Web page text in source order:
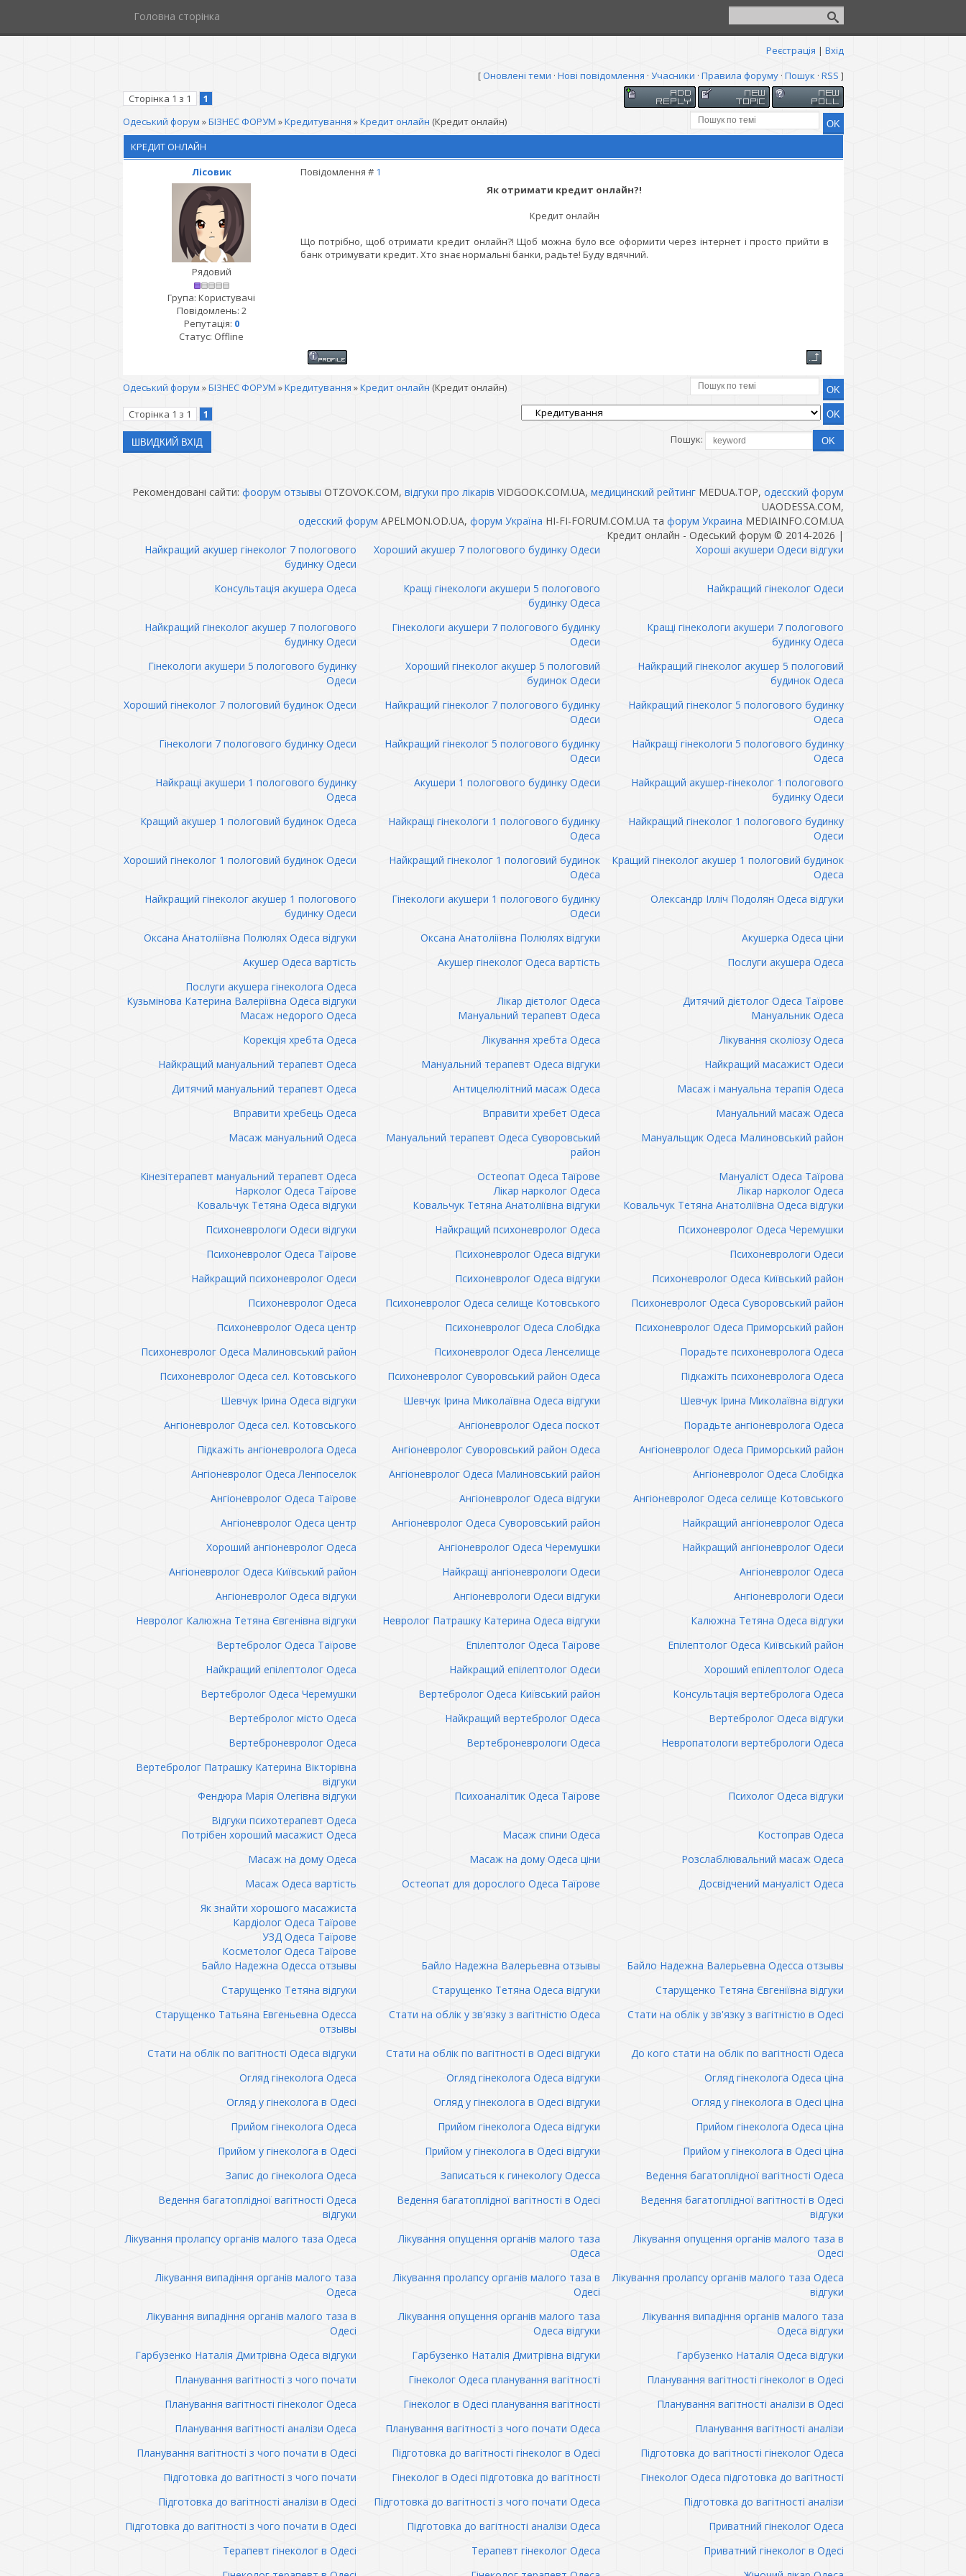
Головна сторінка
Реєстрація | Вхід
[Оновлені теми · Нові повідомлення · Учасники · Правила форуму· Пошук · RSS ]
Сторінка 1 з 1
1
Одеський форум »БІЗНЕС ФОРУМ »Кредитування »Кредит онлайн (Кредит онлайн)
КРЕДИТ ОНЛАЙН
Лісовик
Повідомлення # 1
Рядовий
Група: Користувачі
Повідомлень: 2
Репутація: 0
Статус: Offline
Як отримати кредит онлайн?!
Кредит онлайн
Що потрібно, щоб отримати кредит онлайн?! Щоб можна було все оформити через інтернет і просто прийти в
банк отримувати кредит. Хто знає нормальні банки, радьте! Буду вдячний.
Одеський форум »БІЗНЕС ФОРУМ »Кредитування »Кредит онлайн (Кредит онлайн)
Сторінка 1 з 1
1
Пошук:
Рекомендовані сайти: фоорум отзывы OTZOVOK.COM, відгуки про лікарів VIDGOOK.COM.UA, медицинский рейтингMEDUA.TOP, одесский форум
UAODESSA.COM,
одесский форум APELMON.OD.UA, форум Україна HI-FI-FORUM.COM.UA та форум Украина MEDIAINFO.COM.UA
Кредит онлайн - Одеський форум © 2014-2026 |
Найкращий акушер гінеколог 7 пологового
будинку Одеси
Хороший акушер 7 пологового будинку Одеси Хороші акушери Одеси відгуки
Консультація акушера Одеса
Кращі гінекологи акушери 5 пологового
будинку Одеса
Найкращий гінеколог Одеси
Найкращий гінеколог акушер 7 пологового
будинку Одеси
Гінекологи акушери 7 пологового будинку
Одеси
Кращі гінекологи акушери 7 пологового
будинку Одеса
Гінекологи акушери 5 пологового будинку
Одеси
Хороший гінеколог акушер 5 пологовий
будинок Одеси
Найкращий гінеколог акушер 5 пологовий
будинок Одеса
Хороший гінеколог 7 пологовий будинок Одеси
Найкращий гінеколог 7 пологового будинку
Одеси
Найкращий гінеколог 5 пологового будинку
Одеса
Гінекологи 7 пологового будинку Одеси
Найкращий гінеколог 5 пологового будинку
Одеси
Найкращі гінекологи 5 пологового будинку
Одеса
Найкращі акушери 1 пологового будинку
Одеса
Акушери 1 пологового будинку Одеси
Найкращий акушер-гінеколог 1 пологового
будинку Одеси
Кращий акушер 1 пологовий будинок Одеса
Найкращі гінекологи 1 пологового будинку
Одеса
Найкращий гінеколог 1 пологового будинку
Одеси
Хороший гінеколог 1 пологовий будинок Одеси
Найкращий гінеколог 1 пологовий будинок
Одеса
Кращий гінеколог акушер 1 пологовий будинок
Одеса
Найкращий гінеколог акушер 1 пологового
будинку Одеси
Гінекологи акушери 1 пологового будинку
Одеси
Олександр Ілліч Подолян Одеса відгуки
Оксана Анатоліївна Полюлях Одеса відгуки Оксана Анатоліївна Полюлях відгуки
Акушерка Одеса ціни
Акушер Одеса вартість
Акушер гінеколог Одеса вартість
Послуги акушера Одеса
Послуги акушера гінеколога Одеса
Кузьмінова Катерина Валеріївна Одеса відгуки
Лікар дієтолог Одеса
Дитячий дієтолог Одеса Таїрове
Масаж недорого Одеса
Мануальний терапевт Одеса
Мануальник Одеса
Корекція хребта Одеса
Лікування хребта Одеса
Лікування сколіозу Одеса
Найкращий мануальний терапевт Одеса
Мануальний терапевт Одеса відгуки
Найкращий масажист Одеси
Дитячий мануальний терапевт Одеса
Антицелюлітний масаж Одеса
Масаж і мануальна терапія Одеса
Вправити хребець Одеса
Вправити хребет Одеса
Мануальний масаж Одеса
Масаж мануальний Одеса
Мануальний терапевт Одеса Суворовський
район
Мануальщик Одеса Малиновський район
Кінезітерапевт мануальний терапевт Одеса Остеопат Одеса Таїрове
Мануаліст Одеса Таїрова
Нарколог Одеса Таїрове
Лікар нарколог Одеса
Лікар нарколог Одеса
Ковальчук Тетяна Одеса відгуки
Ковальчук Тетяна Анатоліївна відгуки
Ковальчук Тетяна Анатоліївна Одеса відгуки
Психоневрологи Одеси відгуки
Найкращий психоневролог Одеса
Психоневролог Одеса Черемушки
Психоневролог Одеса Таїрове
Психоневролог Одеса відгуки
Психоневрологи Одеси
Найкращий психоневролог Одеси
Психоневролог Одеса відгуки
Психоневролог Одеса Київський район
Психоневролог Одеса
Психоневролог Одеса селище Котовського
Психоневролог Одеса Суворовський район
Психоневролог Одеса центр
Психоневролог Одеса Слобідка
Психоневролог Одеса Приморський район
Психоневролог Одеса Малиновський район
Психоневролог Одеса Ленселище
Порадьте психоневролога Одеса
Психоневролог Одеса сел. Котовського
Психоневролог Суворовський район Одеса
Підкажіть психоневролога Одеса
Шевчук Ірина Одеса відгуки
Шевчук Ірина Миколаївна Одеса відгуки
Шевчук Ірина Миколаївна відгуки
Ангіоневролог Одеса сел. Котовського
Ангіоневролог Одеса поскот
Порадьте ангіоневролога Одеса
Підкажіть ангіоневролога Одеса
Ангіоневролог Суворовський район Одеса
Ангіоневролог Одеса Приморський район
Ангіоневролог Одеса Ленпоселок
Ангіоневролог Одеса Малиновський район
Ангіоневролог Одеса Слобідка
Ангіоневролог Одеса Таїрове
Ангіоневролог Одеса відгуки
Ангіоневролог Одеса селище Котовського
Ангіоневролог Одеса центр
Ангіоневролог Одеса Суворовський район
Найкращий ангіоневролог Одеса
Хороший ангіоневролог Одеса
Ангіоневролог Одеса Черемушки
Найкращий ангіоневролог Одеси
Ангіоневролог Одеса Київський район
Найкращі ангіоневрологи Одеси
Ангіоневролог Одеса
Ангіоневролог Одеса відгуки
Ангіоневрологи Одеси відгуки
Ангіоневрологи Одеси
Невролог Калюжна Тетяна Євгенівна відгуки
Невролог Патрашку Катерина Одеса відгуки
Калюжна Тетяна Одеса відгуки
Вертебролог Одеса Таїрове
Епілептолог Одеса Таїрове
Епілептолог Одеса Київський район
Найкращий епілептолог Одеса
Найкращий епілептолог Одеси
Хороший епілептолог Одеса
Вертебролог Одеса Черемушки
Вертебролог Одеса Київський район
Консультація вертебролога Одеса
Вертебролог місто Одеса
Найкращий вертебролог Одеса
Вертебролог Одеса відгуки
Вертеброневролог Одеса
Вертеброневрологи Одеса
Невропатологи вертебрологи Одеса
Вертебролог Патрашку Катерина Вікторівна
відгуки
Фендюра Марія Олегівна відгуки
Психоаналітик Одеса Таїрове
Психолог Одеса відгуки
Відгуки психотерапевт Одеса
Потрібен хороший масажист Одеса
Масаж спини Одеса
Костоправ Одеса
Масаж на дому Одеса
Масаж на дому Одеса ціни
Розслаблювальний масаж Одеса
Масаж Одеса вартість
Остеопат для дорослого Одеса Таїрове
Досвідчений мануаліст Одеса
Як знайти хорошого масажиста
Кардіолог Одеса Таїрове
УЗД Одеса Таїрове
Косметолог Одеса Таїрове
Байло Надежна Одесса отзывы
Байло Надежна Валерьевна отзывы
Байло Надежна Валерьевна Одесса отзывы
Старущенко Тетяна відгуки
Старущенко Тетяна Одеса відгуки
Старущенко Тетяна Євгеніївна відгуки
Старущенко Татьяна Евгеньевна Одесса
отзывы
Стати на облік у зв'язку з вагітністю Одеса Стати на облік у зв'язку з вагітністю в Одесі
Стати на облік по вагітності Одеса відгуки Стати на облік по вагітності в Одесі відгуки
До кого стати на облік по вагітності Одеса
Огляд гінеколога Одеса
Огляд гінеколога Одеса відгуки
Огляд гінеколога Одеса ціна
Огляд у гінеколога в Одесі
Огляд у гінеколога в Одесі відгуки
Огляд у гінеколога в Одесі ціна
Прийом гінеколога Одеса
Прийом гінеколога Одеса відгуки
Прийом гінеколога Одеса ціна
Прийом у гінеколога в Одесі
Прийом у гінеколога в Одесі відгуки
Прийом у гінеколога в Одесі ціна
Запис до гінеколога Одеса
Записаться к гинекологу Одесса
Ведення багатоплідної вагітності Одеса
Ведення багатоплідної вагітності Одеса
відгуки
Ведення багатоплідної вагітності в Одесі
Ведення багатоплідної вагітності в Одесі
відгуки
Лікування пролапсу органів малого таза Одеса
Лікування опущення органів малого таза
Одеса
Лікування опущення органів малого таза в
Одесі
Лікування випадіння органів малого таза
Одеса
Лікування пролапсу органів малого таза в
Одесі
Лікування пролапсу органів малого таза Одеса
відгуки
Лікування випадіння органів малого таза в
Одесі
Лікування опущення органів малого таза
Одеса відгуки
Лікування випадіння органів малого таза
Одеса відгуки
Гарбузенко Наталія Дмитрівна Одеса відгуки
Гарбузенко Наталія Дмитрівна відгуки
Гарбузенко Наталія Одеса відгуки
Планування вагітності з чого почати
Гінеколог Одеса планування вагітності
Планування вагітності гінеколог в Одесі
Планування вагітності гінеколог Одеса
Гінеколог в Одесі планування вагітності
Планування вагітності аналізи в Одесі
Планування вагітності аналізи Одеса
Планування вагітності з чого почати Одеса
Планування вагітності аналізи
Планування вагітності з чого почати в Одесі
Підготовка до вагітності гінеколог в Одесі
Підготовка до вагітності гінеколог Одеса
Підготовка до вагітності з чого почати
Гінеколог в Одесі підготовка до вагітності
Гінеколог Одеса підготовка до вагітності
Підготовка до вагітності аналізи в Одесі
Підготовка до вагітності з чого почати Одеса
Підготовка до вагітності аналізи
Підготовка до вагітності з чого почати в Одесі
Підготовка до вагітності аналізи Одеса
Приватний гінеколог Одеса
Терапевт гінеколог в Одесі
Терапевт гінеколог Одеса
Приватний гінеколог в Одесі